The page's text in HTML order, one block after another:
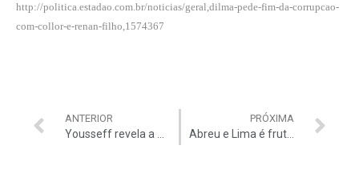
http://politica.estadao.com.br/noticias/geral,dilma-pede-fim-da-corrupcao-
com-collor-e-renan-filho,1574367
ANTERIOR PRÓXIMA
Abreu e Lima é fruto de ‘Contratação Integrada’